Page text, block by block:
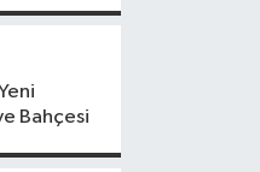
Konser
Bahçesi